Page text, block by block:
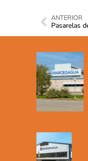
ANTERIOR